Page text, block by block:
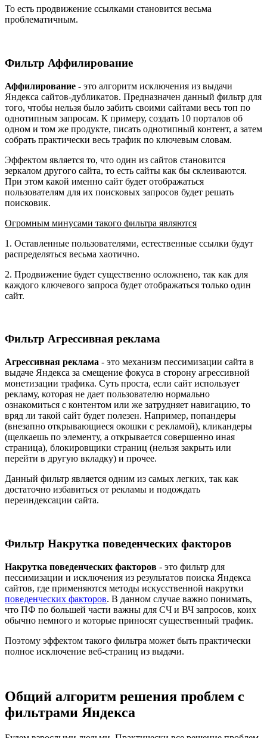
То есть продвижение ссылками становится весьма
проблематичным.
Фильтр Аффилирование
Аффилирование - это алгоритм исключения из выдачи
Яндекса сайтов-дубликатов. Предназначен данный фильтр для
того, чтобы нельзя было забить своими сайтами весь топ по
однотипным запросам. К примеру, создать 10 порталов об
одном и том же продукте, писать однотипный контент, а затем
собрать практически весь трафик по ключевым словам.
Эффектом является то, что один из сайтов становится
зеркалом другого сайта, то есть сайты как бы склеиваются.
При этом какой именно сайт будет отображаться
пользователям для их поисковых запросов будет решать
поисковик.
Огромным минусами такого фильтра являются
1. Оставленные пользователями, естественные ссылки будут
распределяться весьма хаотично.
2. Продвижение будет существенно осложнено, так как для
каждого ключевого запроса будет отображаться только один
сайт.
Фильтр Агрессивная реклама
Агрессивная реклама - это механизм пессимизации сайта в
выдаче Яндекса за смещение фокуса в сторону агрессивной
монетизации трафика. Суть проста, если сайт использует
рекламу, которая не дает пользователю нормально
ознакомиться с контентом или же затрудняет навигацию, то
вряд ли такой сайт будет полезен. Например, попандеры
(внезапно открывающиеся окошки с рекламой), кликандеры
(щелкаешь по элементу, а открывается совершенно иная
страница), блокировщики страниц (нельзя закрыть или
перейти в другую вкладку) и прочее.
Данный фильтр является одним из самых легких, так как
достаточно избавиться от рекламы и подождать
переиндексации сайта.
Фильтр Накрутка поведенческих факторов
Накрутка поведенческих факторов - это фильтр для
пессимизации и исключения из результатов поиска Яндекса
сайтов, где применяются методы искусственной накрутки
поведенческих факторов. В данном случае важно понимать,
что ПФ по большей части важны для СЧ и ВЧ запросов, коих
обычно немного и которые приносят существенный трафик.
Поэтому эффектом такого фильтра может быть практически
полное исключение веб-страниц из выдачи.
Общий алгоритм решения проблем с
фильтрами Яндекса